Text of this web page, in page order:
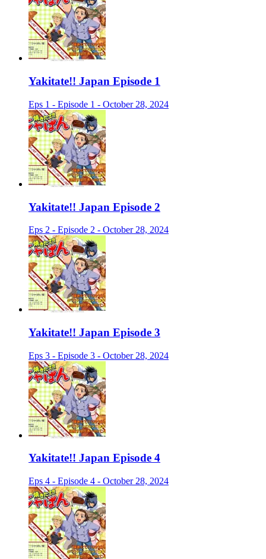
Yakitate!! Japan Episode 1
Eps 1 - Episode 1 - October 28, 2024
Yakitate!! Japan Episode 2
Eps 2 - Episode 2 - October 28, 2024
Yakitate!! Japan Episode 3
Eps 3 - Episode 3 - October 28, 2024
Yakitate!! Japan Episode 4
Eps 4 - Episode 4 - October 28, 2024